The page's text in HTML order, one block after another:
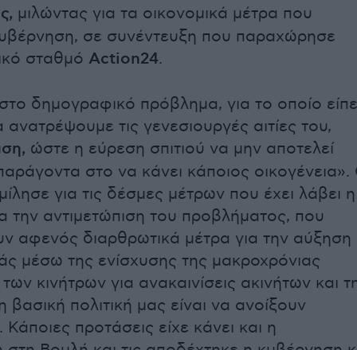
μιλώντας για τα οικονομικά μέτρα που
σε συνέντευξη που παραχώρησε
σταθμό Action24.
δημογραφικό πρόβλημα, για το οποίο είπε
ανατρέψουμε τις γενεσιουργές αιτίες του,
ώστε η εύρεση σπιτιού να μην αποτελεί
στο να κάνει κάποιος
για τις δέσμες μέτρων που έχει λάβει η
την αντιμετώπιση του προβλήματος, που
αφενός διαρθρωτικά μέτρα για την αύξηση
μέσω της ενίσχυσης της μακροχρόνιας
κινήτρων για ανακαινίσεις ακινήτων και
βασική πολιτική μας είναι να ανοίξουν
Κάποιες προτάσεις είχε κάνει και η